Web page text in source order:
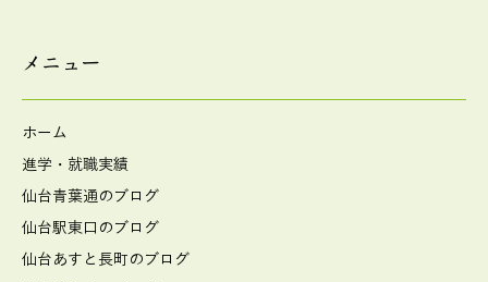
メニュー
ホーム
進学・就職実績
仙台青葉通のブログ
仙台駅東口のブログ
仙台あすと長町のブログ